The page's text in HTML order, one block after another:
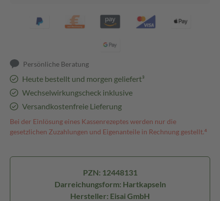
Persönliche Beratung
Heute bestellt und morgen geliefert³
Wechselwirkungscheck inklusive
Versandkostenfreie Lieferung
Bei der Einlösung eines Kassenrezeptes werden nur die
gesetzlichen Zuzahlungen und Eigenanteile in Rechnung gestellt.⁴
PZN: 12448131
Darreichungsform: Hartkapseln
Hersteller: Eisai GmbH